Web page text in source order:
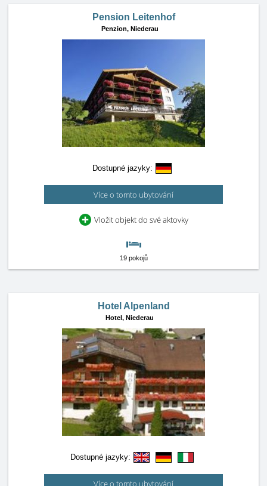
Pension Leitenhof
Penzion, Niederau
Dostupné jazyky:
Více o tomto ubytování
Vložit objekt do své aktovky
19 pokojů
Hotel Alpenland
Hotel, Niederau
Dostupné jazyky:
Více o tomto ubytování